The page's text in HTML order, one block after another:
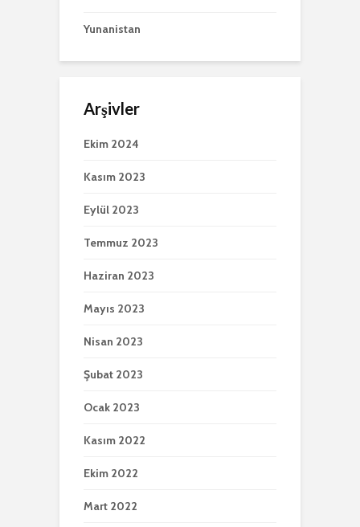
Yunanistan
Arşivler
Ekim 2024
Kasım 2023
Eylül 2023
Temmuz 2023
Haziran 2023
Mayıs 2023
Nisan 2023
Şubat 2023
Ocak 2023
Kasım 2022
Ekim 2022
Mart 2022